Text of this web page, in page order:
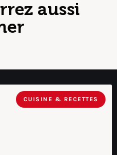
aussi
CUISINE & RECETTES